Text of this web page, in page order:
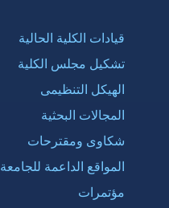
قيادات الكلية الحالية
تشكيل مجلس الكلية
الهيكل التنظيمى
المجالات البحثية
شكاوى ومقترحات
المواقع الداعمة للجامعة
مؤتمرات